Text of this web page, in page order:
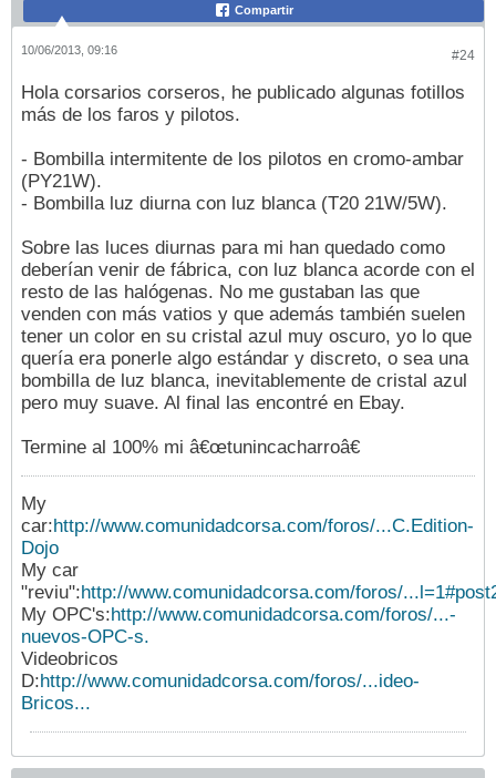
Compartir
#24
10/06/2013, 09:16
Hola corsarios corseros, he publicado algunas fotillos
más de los faros y pilotos.
- Bombilla intermitente de los pilotos en cromo-ambar
(PY21W).
- Bombilla luz diurna con luz blanca (T20 21W/5W).
Sobre las luces diurnas para mi han quedado como
deberían venir de fábrica, con luz blanca acorde con el
resto de las halógenas. No me gustaban las que
venden con más vatios y que además también suelen
tener un color en su cristal azul muy oscuro, yo lo que
quería era ponerle algo estándar y discreto, o sea una
bombilla de luz blanca, inevitablemente de cristal azul
pero muy suave. Al final las encontré en Ebay.
Termine al 100% mi â€œtunincacharroâ€
My
car:http://www.comunidadcorsa.com/foros/...C.Edition-
Dojo
My car
"reviu":http://www.comunidadcorsa.com/foros/
My OPC's:http://www.comunidadcorsa.com/foros/...-
nuevos-OPC-s.
Videobricos
D:http://www.comunidadcorsa.com/foros/...ideo-
Bricos...